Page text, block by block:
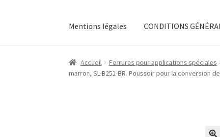
Mentions légales CONDITIONS
Accueil
Ferrures pour applications spéciales
marron, SL-B251-BR. Poussoir pour la conversion